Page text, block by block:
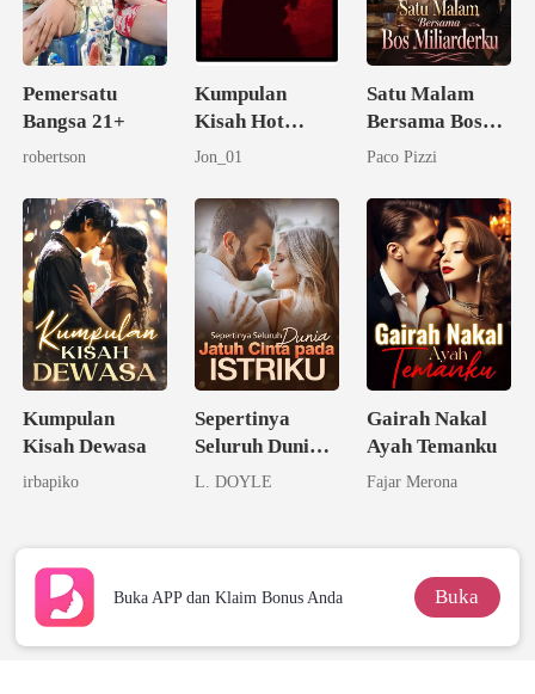
Pemersatu
Bangsa 21+
robertson
Kumpulan
Kisah Hot
Membara
Jon_01
Satu Malam
Bersama Bos
Miliarderku
Paco Pizzi
Kumpulan
Kisah Dewasa
irbapiko
Sepertinya
Seluruh Dunia
Jatuh Cinta
L. DOYLE
Gairah Nakal
Ayah Temanku
Fajar Merona
Buka APP dan Klaim Bonus Anda Buka